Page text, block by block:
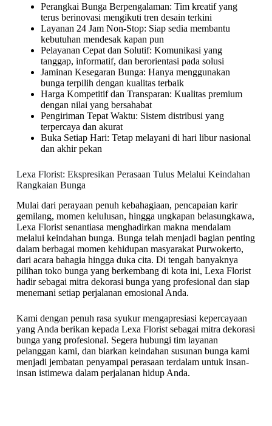
Perangkai Bunga Berpengalaman: Tim kreatif yang
terus berinovasi mengikuti tren desain terkini
Layanan 24 Jam Non-Stop: Siap sedia membantu
kebutuhan mendesak kapan pun
Pelayanan Cepat dan Solutif: Komunikasi yang
tanggap, informatif, dan berorientasi pada solusi
Jaminan Kesegaran Bunga: Hanya menggunakan
bunga terpilih dengan kualitas terbaik
Harga Kompetitif dan Transparan: Kualitas premium
dengan nilai yang bersahabat
Pengiriman Tepat Waktu: Sistem distribusi yang
terpercaya dan akurat
Buka Setiap Hari: Tetap melayani di hari libur nasional
dan akhir pekan
Lexa Florist: Ekspresikan Perasaan Tulus Melalui Keindahan
Rangkaian Bunga
Mulai dari perayaan penuh kebahagiaan, pencapaian karir
gemilang, momen kelulusan, hingga ungkapan belasungkawa,
Lexa Florist senantiasa menghadirkan makna mendalam
melalui keindahan bunga. Bunga telah menjadi bagian penting
dalam berbagai momen kehidupan masyarakat Purwokerto,
dari acara bahagia hingga duka cita. Di tengah banyaknya
pilihan toko bunga yang berkembang di kota ini, Lexa Florist
hadir sebagai mitra dekorasi bunga yang profesional dan siap
menemani setiap perjalanan emosional Anda.
Kami dengan penuh rasa syukur mengapresiasi kepercayaan
yang Anda berikan kepada Lexa Florist sebagai mitra dekorasi
bunga yang profesional. Segera hubungi tim layanan
pelanggan kami, dan biarkan keindahan susunan bunga kami
menjadi jembatan penyampai perasaan terdalam untuk insan-
insan istimewa dalam perjalanan hidup Anda.